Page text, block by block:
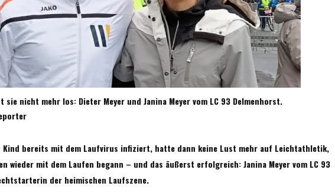
sie nicht mehr los: Dieter Meyer und Janina Meyer vom LC 93 Delmenhorst.
Kind bereits mit dem Laufvirus infiziert, hatte dann keine Lust mehr auf Leichtathletik,
wieder mit dem Laufen begann – und das äußerst erfolgreich: Janina Meyer vom LC 93
der heimischen Laufszene.